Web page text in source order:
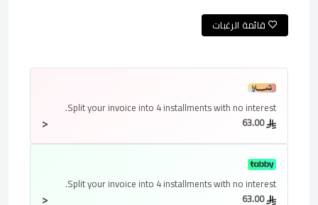
قائمة الرغبات
Split your invoice into 4 installmentswith no interest.
< 63.00
Split your invoice into 4 installmentswith no interest.
< 63.00